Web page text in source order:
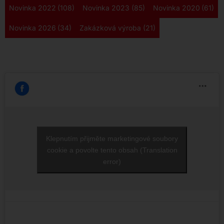
Novinka 2022 (108) Novinka 2023 (85) Novinka 2020 (61)
Novinka 2026 (34) Zakázková výroba (21)
Klepnutím přijměte marketingové soubory
cookie a povolte tento obsah (Translation
error)